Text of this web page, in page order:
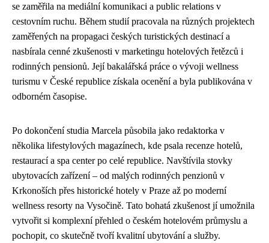
se zaměřila na mediální komunikaci a public relations v
cestovním ruchu. Během studií pracovala na různých projektech
zaměřených na propagaci českých turistických destinací a
nasbírala cenné zkušenosti v marketingu hotelových řetězců i
rodinných pensionů. Její bakalářská práce o vývoji wellness
turismu v České republice získala ocenění a byla publikována v
odborném časopise.
Po dokončení studia Marcela působila jako redaktorka v
několika lifestylových magazínech, kde psala recenze hotelů,
restaurací a spa center po celé republice. Navštívila stovky
ubytovacích zařízení – od malých rodinných penzionů v
Krkonoších přes historické hotely v Praze až po moderní
wellness resorty na Vysočině. Tato bohatá zkušenost jí umožnila
vytvořit si komplexní přehled o českém hotelovém průmyslu a
pochopit, co skutečně tvoří kvalitní ubytování a služby.